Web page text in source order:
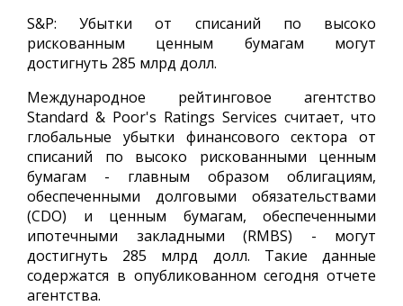
S&P: Убытки от списаний по высоко
рискованным ценным бумагам могут
достигнуть 285 млрд долл.
Международное рейтинговое агентство
Standard & Poor's Ratings Services считает, что
глобальные убытки финансового сектора от
списаний по высоко рискованными ценным
бумагам - главным образом облигациям,
обеспеченными долговыми обязательствами
(CDO) и ценным бумагам, обеспеченными
ипотечными закладными (RMBS) - могут
достигнуть 285 млрд долл. Такие данные
содержатся в опубликованном сегодня отчете
агентства.